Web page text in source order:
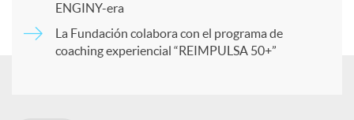
t
ENGINY-era
La Fundación colabora con el programa de
coaching experiencial “REIMPULSA 50+”